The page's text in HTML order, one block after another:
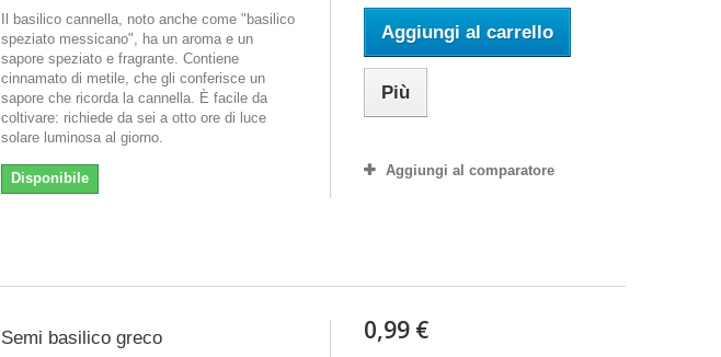
Il basilico cannella, noto anche come "basilico
speziato messicano", ha un aroma e un
sapore speziato e fragrante. Contiene
cinnamato di metile, che gli conferisce un
sapore che ricorda la cannella. È facile da
coltivare: richiede da sei a otto ore di luce
solare luminosa al giorno.
Disponibile
Aggiungi al carrello
Più
Aggiungi al comparatore
Semi basilico greco 0,99 €